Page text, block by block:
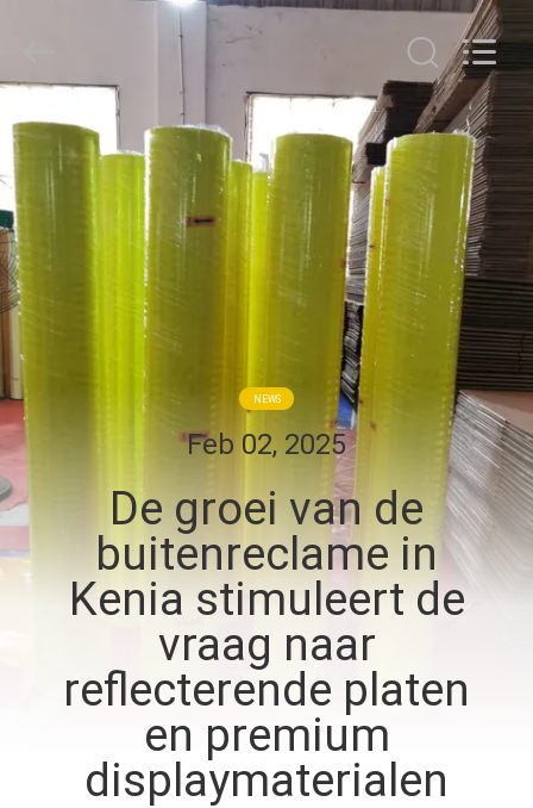
THUIS
PRODUCTEN
OVER
ONS
FABRIEKSTOCHT
KWALITEITSCONTROLE
NEEM
CONTACT
ONS
VRAAG
Rights
NEWS
Feb 02, 2025
De groei van de
buitenreclame in
Kenia stimuleert de
vraag naar
reflecterende platen
en premium
displaymaterialen